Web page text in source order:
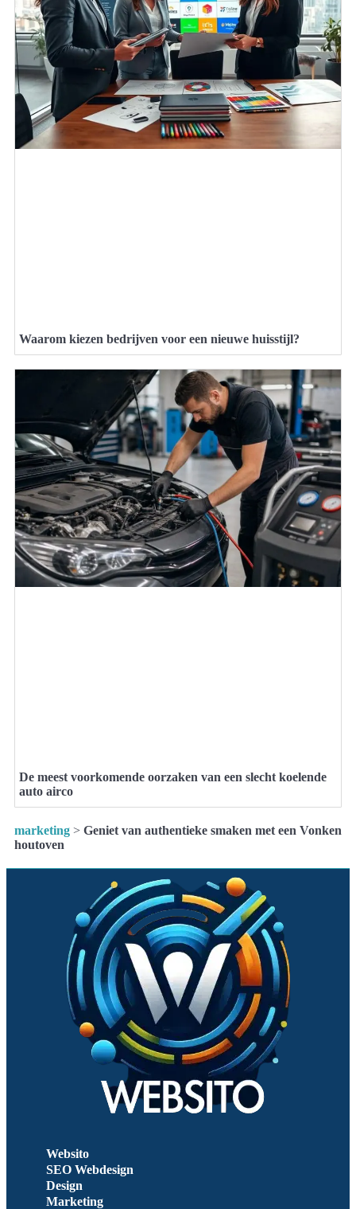
Waarom kiezen bedrijven voor een nieuwe huisstijl?
De meest voorkomende oorzaken van een slecht koelende
auto airco
marketing > Geniet van authentieke smaken met een Vonken
houtoven
Websito
SEO Webdesign
Design
Marketing